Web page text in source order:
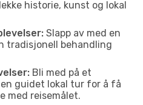
historie, kunst og lokal
Slapp av med en
tradisjonell behandling
Bli med på et
guidet lokal tur for å få
med reisemålet.